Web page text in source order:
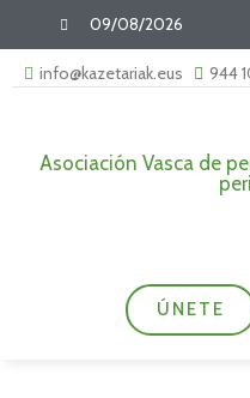
09/08/2026
info@kazetariak.eus 944
Asociación Vasca de
ÚNETE